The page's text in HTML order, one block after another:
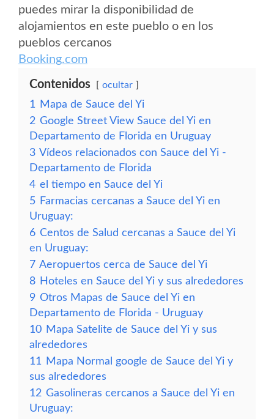
puedes mirar la disponibilidad de
alojamientos en este pueblo o en los
pueblos cercanos
Booking.com
Contenidos ocultar
1
Mapa de Sauce del Yi
2 Google Street View Sauce del Yi en
Departamento de Florida en Uruguay
3 Vídeos relacionados con Sauce del Yi -
Departamento de Florida
4 el tiempo en Sauce del Yi
5 Farmacias cercanas a Sauce del Yi en
Uruguay:
6 Centos de Salud cercanas a Sauce del Yi
en Uruguay:
7 Aeropuertos cerca de Sauce del Yi
8 Hoteles en Sauce del Yi y sus alrededores
9 Otros Mapas de Sauce del Yi en
Departamento de Florida - Uruguay
10 Mapa Satelite de Sauce del Yi y sus
alrededores
11
Mapa Normal google de Sauce del Yi y
sus alrededores
12 Gasolineras cercanos a Sauce del Yi en
Uruguay: